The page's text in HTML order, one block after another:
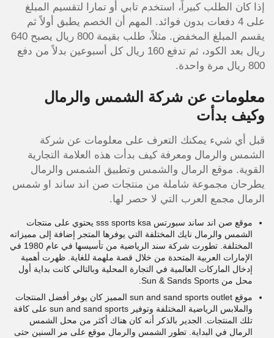
إذا كان الطلب كبيراً، استخدم تابي أو تمارا لتقسيم المبلغ
على 4 دفعات بدون فوائد. المهم أن الخصم يطبق أولاً ثم
يقسم المبلغ المخفض. مثلاً، طلب بقيمة 800 ريال يصبح 640
ريال بعد الكود، ثم تدفع 160 ريال كل أسبوعين بدلاً من دفع
800 ريال مرة واحدة.
معلومات عن شركة الشمس والرمال
وكيف بدأت
قبل أي شيء يمكنك التعرف على معلومات عن شركة
الشمس والرمال ومعرفة كيف بدأت هذه العلامة التجارية
القوية. موقع الرمال والشمس وتطبيق الشمس والرمال
يطرحان مجموعة شاملة من منتجات صن اند ساند او شمس
الرمال مجمع العرب التي لا حصر لها.
موقع صن اند ساند سبورتس sss sports ksa يحتوي على منتجات
الشمس والرمال نايك المختلفة التي يوفرها المتجر إضافة إلى مميزاته
المختلفة. تطورت شركة سند الرياضية من تأسيسها في عام 1980 في
الإمارات العربية المتحدة من خلال قصة ملهمة للغاية. ظهرت أهمية
إدخال الماركات العالمية في التجارة المحلية وبالتالي كانت بداية أول
محل من Sun & Sands Sports.
موقع sun and sand sports outlet المميز كان يوفر أفضل المنتجات
والملابس الرياضية المختلفة وتوفير sun and sand sports على كافة
تلك المنتجات. الجدير بالذكر أنه كان هناك أكثر من محل الشمس
الرمال في البداية. تطور الشمس والرمال موقع على مر السنين حتى